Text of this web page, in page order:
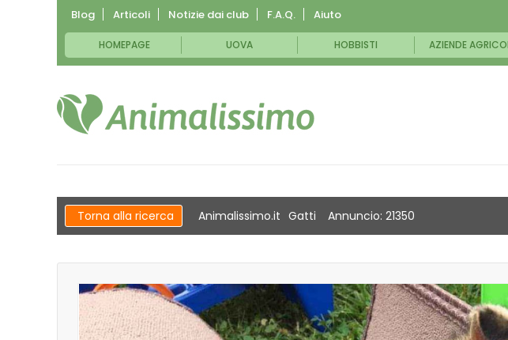
Blog Articoli Notizie dai club F.A.Q. Aiuto
HOMEPAGE UOVA HOBBISTI AZIENDE
Torna alla ricerca Animalissimo.it Gatti Annuncio: 21350